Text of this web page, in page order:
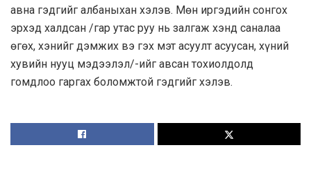
авна гэдгийг албаныхан хэлэв. Мөн иргэдийн сонгох
эрхэд халдсан /гар утас руу нь залгаж хэнд саналаа
өгөх, хэнийг дэмжих вэ гэх мэт асуулт асуусан, хүний
хувийн нууц мэдээлэл/-ийг авсан тохиолдолд
гомдлоо гаргах боломжтой гэдгийг хэлэв.